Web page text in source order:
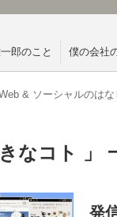
郎のこと 僕の会社
& ソーシャルのはな
きなコト 」
発